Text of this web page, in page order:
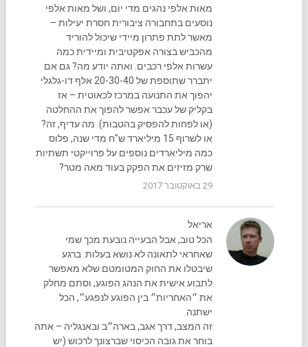
מאות אלפי נהגים מדי יום, ושל מאות אלפי
נוסעים בתחבורה ציבורית חסרת יעילות –
מאשר לתת פתרון מיידי שיכול להוריד
מהכביש בצורה אפקטיבית ומיידית כמה
עשרות אלפי רכבים. ואתה יודע מה? גם אם
יתברר שתוספת של 20-30-40 אלף דו-גלגלי
יהפוך את התנועה במרכז לכאוטית – אז
בקליק של עכבר אפשר להפוך את ההחלטה
(או לפחות להפסיק בהטבות). מה עדיף, זה?
או לשרוף 15 מיליארד ש"ח מדי שנה, פלוס
כמה מיליארדים נוספים על פרוייקטי תשתיות
שרק מזיזים את הפקק בעוד מאה מטר?
29 באוקטובר 2017
אריאל
הכל טוב, אבל הבעייה נובעת מכך שמי
שאחראי לתאונה לא נושא בעלות. ברגע
שיבטלו את החוק המטומטם שלא מאפשר
לתבוע אישית את הנהג הפוגע, וסתם מחלק
את ״האחריות״ בין הפוגע לנפגע״, הכל
ישתנה.
זה המצב, דרך אגב, בארה״ב ובאנגליה – אתה
בוחר את גובה הכיסוי שברצונך לרכוש (יש